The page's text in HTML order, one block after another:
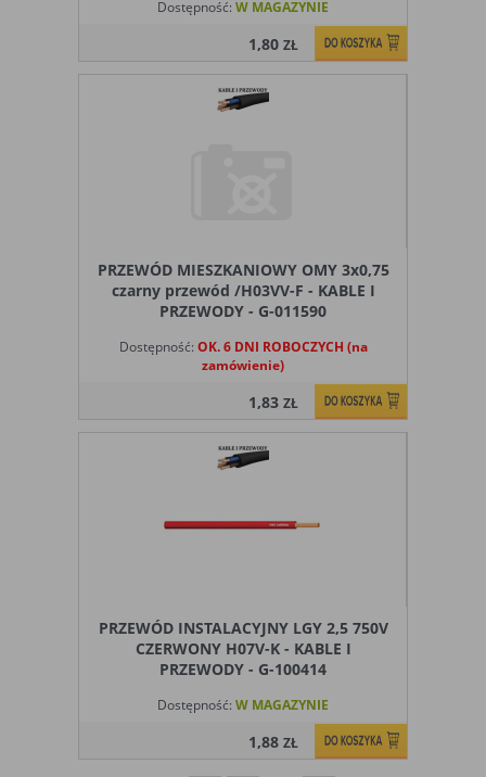
Dostępność: W MAGAZYNIE
1,80ZŁ
PRZEWÓD MIESZKANIOWY OMY 3x0,75
czarny przewód /H03VV-F - KABLE I
PRZEWODY - G-011590
Dostępność: OK. 6 DNI ROBOCZYCH (na
zamówienie)
1,83ZŁ
PRZEWÓD INSTALACYJNY LGY 2,5 750V
CZERWONY H07V-K - KABLE I
PRZEWODY - G-100414
Dostępność: W MAGAZYNIE
1,88ZŁ